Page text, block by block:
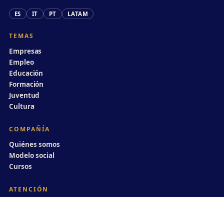
ES IT PT LATAM
TEMAS
Empresas
Empleo
Educación
Formación
Juventud
Cultura
COMPAÑÍA
Quiénes somos
Modelo social
Cursos
ATENCIÓN